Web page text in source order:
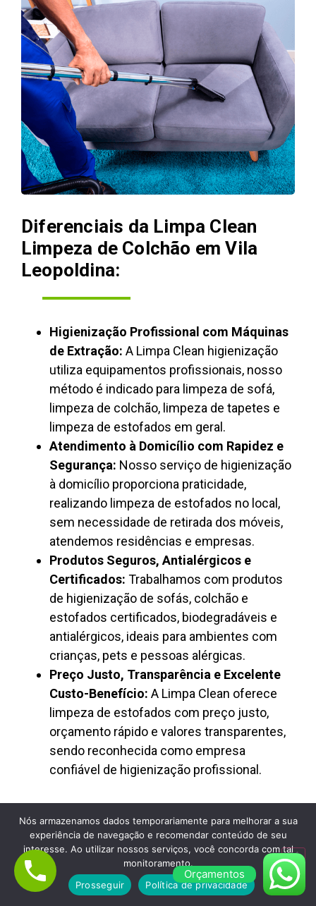
Diferenciais da Limpa Clean
Limpeza de Colchão em Vila
Leopoldina:
Higienização Profissional com Máquinas
de Extração: A Limpa Clean higienização
utiliza equipamentos profissionais, nosso
método é indicado para limpeza de sofá,
limpeza de colchão, limpeza de tapetes e
limpeza de estofados em geral.
Atendimento à Domicílio com Rapidez e
Segurança: Nosso serviço de higienização
à domicílio proporciona praticidade,
realizando limpeza de estofados no local,
sem necessidade de retirada dos móveis,
atendemos residências e empresas.
Produtos Seguros, Antialérgicos e
Certificados: Trabalhamos com produtos
de higienização de sofás, colchão e
estofados certificados, biodegradáveis e
antialérgicos, ideais para ambientes com
crianças, pets e pessoas alérgicas.
Preço Justo, Transparência e Excelente
Custo-Benefício: A Limpa Clean oferece
limpeza de estofados com preço justo,
orçamento rápido e valores transparentes,
sendo reconhecida como empresa
confiável de higienização profissional.
Lavagem de Colchão à Seco em Vila
Leopoldina
Orçamentos
Nós armazenamos dados temporariamente para melhorar a sua
experiência de navegação e recomendar conteúdo de seu
interesse. Ao utilizar nossos serviços, você concorda com tal
monitoramento.
Prosseguir
Política de privacidade